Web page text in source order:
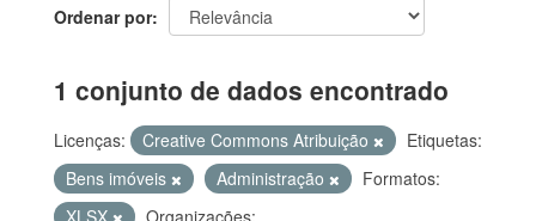
Ordenar por
1 conjunto de dados encontrado
Licenças: Creative Commons Atribuição
Etiquetas:
Bens imóveis
Administração
Formatos:
XLSX
Organizações: